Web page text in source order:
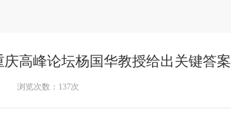
高峰论坛杨国华教授给出关键答案
浏览次数： 137次